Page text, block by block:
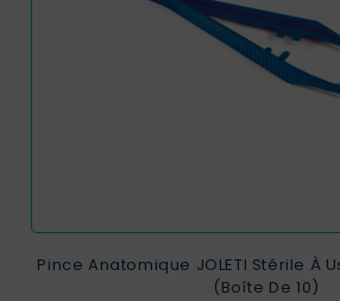
Pince Anatomique JOLETI Stérile À
(Boîte De 10)